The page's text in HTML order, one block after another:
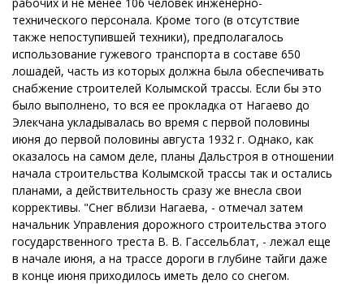
технического персонала. Кроме того (в отсутствие
также непоступившей техники), предполагалось
использование гужевого транспорта в составе 650
лошадей, часть из которых должна была обеспечивать
снабжение строителей Колымской трассы. Если бы это
было выполнено, то вся ее прокладка от Нагаево до
Элекчана укладывалась во время с первой половины
июня до первой половины августа 1932 г. Однако, как
оказалось на самом деле, планы Дальстроя в отношении
начала строительства Колымской трассы так и остались
планами, а действительность сразу же внесла свои
коррективы. "Снег вблизи Нагаева, - отмечал затем
начальник Управления дорожного строительства этого
государственного треста В. В. Гассельблат, - лежал еще
в начале июня, а на трассе дороги в глубине тайги даже
в конце июня приходилось иметь дело со снегом.